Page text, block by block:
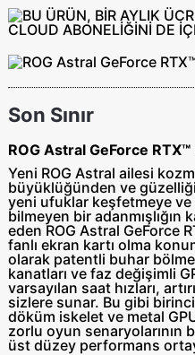
Son Sınır
ROG Astral GeForce
Yeni ROG Astral ailesi
büyüklüğünden ve
yeni ufuklar keşfetmeye
bilmeyen bir adanmışlığın
eden ROG Astral GeForce
fanlı ekran kartı olma
olarak patentli buhar
kanatları ve faz değişimli
varsayılan saat hızları,
sizlere sunar. Bu gibi birinci
döküm iskelet ve metal
zorlu oyun senaryolarının
üst düzey performans